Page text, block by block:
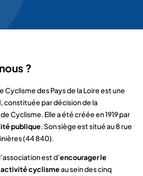
?
Cyclisme des Pays de la Loire est une
constituée par décision de la
Cyclisme. Elle a été créée en 1919 par
publique. Son siège est situé au 8 rue
(44 840).
est d’encourager le
cyclismeau sein des cinq